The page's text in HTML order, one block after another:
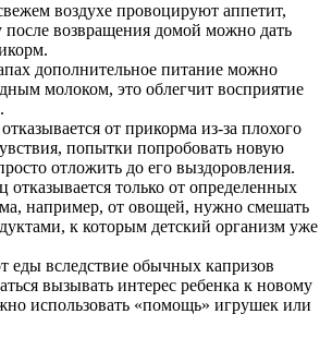
воздухе провоцируют аппетит,
после возвращения домой можно дать
дополнительное питание можно
молоком, это облегчит восприятие
от прикорма из-за плохого
попытки попробовать новую
отложить до его выздоровления.
отказывается только от определенных
например, от овощей, нужно смешать
к которым детский организм уже
еды вследствие обычных капризов
вызывать интерес ребенка к новому
использовать «помощь» игрушек или